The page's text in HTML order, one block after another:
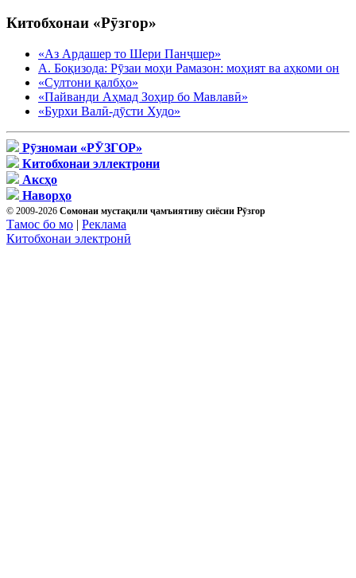
Китобхонаи «Рӯзгор»
«Аз Ардашер то Шери Панҷшер»
А. Боқизода: Рӯзаи моҳи Рамазон: моҳият ва аҳкоми он
«Султони қалбҳо»
«Пайванди Аҳмад Зоҳир бо Мавлавӣ»
«Бурхи Валӣ-дӯсти Худо»
Рӯзномаи «РӮЗГОР»
Китобхонаи эллектрони
Аксҳо
Наворҳо
© 2009-2026 Сомонаи мустақили ҷамъиятиву сиёсии Рӯзгор
Тамос бо мо | Реклама
Китобхонаи электронӣ